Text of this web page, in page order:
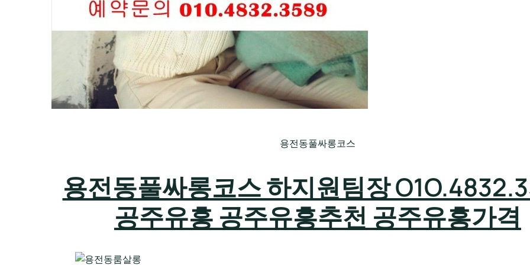
용전동풀싸롱코스
용전동풀싸롱코스 하지원팀장
공주유흥 공주유흥추천 공주유흥가격